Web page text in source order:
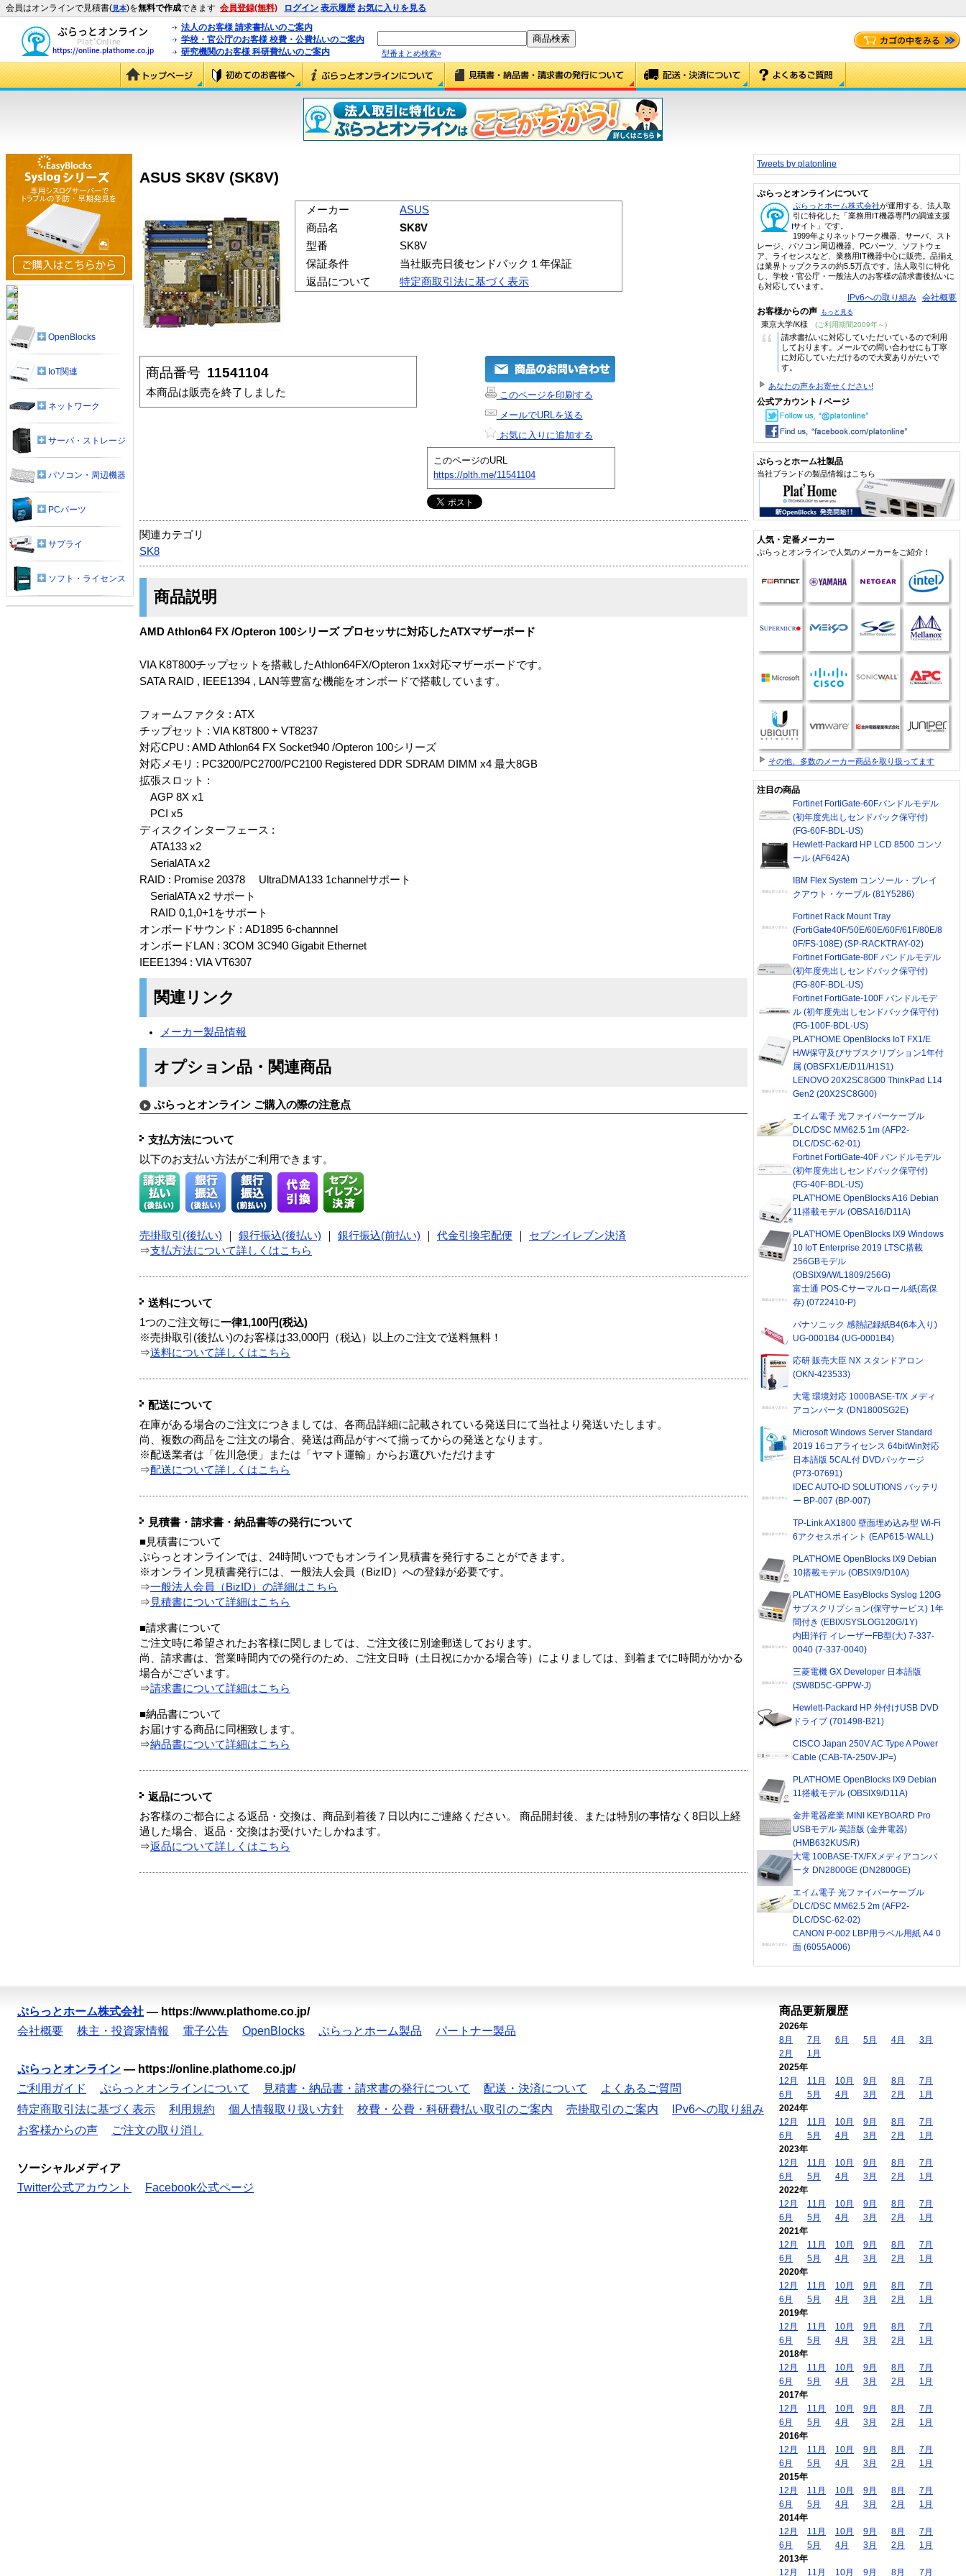
会員はオンラインで見積書(見本)を無料で作成できます 会員登録(無料) ログイン 表示履歴 お気に入りを見る
法人のお客様 請求書払いのご案内
学校・官公庁のお客様 校費・公費払いのご案内
研究機関のお客様 科研費払いのご案内
型番まとめ検索»
ASUS SK8V (SK8V)
メーカー
ASUS
商品名
SK8V
型番
SK8V
保証条件
当社販売日後センドバック１年保証
返品について
特定商取引法に基づく表示
商品番号 11541104
本商品は販売を終了しました
このページを印刷する
メールでURLを送る
お気に入りに追加する
このページのURL
https://plth.me/11541104
関連カテゴリ
SK8
商品説明
AMD Athlon64 FX /Opteron 100シリーズ プロセッサに対応したATXマザーボード
VIA K8T800チップセットを搭載したAthlon64FX/Opteron 1xx対応マザーボードです。
SATA RAID , IEEE1394 , LAN等豊富な機能をオンボードで搭載しています。
フォームファクタ : ATX
チップセット : VIA K8T800 + VT8237
対応CPU : AMD Athlon64 FX Socket940 /Opteron 100シリーズ
対応メモリ : PC3200/PC2700/PC2100 Registered DDR SDRAM DIMM x4 最大8GB
拡張スロット :
AGP 8X x1
PCI x5
ディスクインターフェース :
ATA133 x2
SerialATA x2
RAID : Promise 20378 UltraDMA133 1channelサポート
SerialATA x2 サポート
RAID 0,1,0+1をサポート
オンボードサウンド : AD1895 6-channnel
オンボードLAN : 3COM 3C940 Gigabit Ethernet
IEEE1394 : VIA VT6307
関連リンク
メーカー製品情報
オプション品・関連商品
ぷらっとオンライン ご購入の際の注意点
支払方法について
以下のお支払い方法がご利用できます。
売掛取引(後払い) 銀行振込(後払い) 銀行振込(前払い) 代金引換宅配便
セブンイレブン決済
⇒支払方法について詳しくはこちら
送料について
1つのご注文毎に一律1,100円(税込)
※売掛取引(後払い)のお客様は33,000円（税込）以上のご注文で送料無料！
⇒送料について詳しくはこちら
配送について
在庫がある場合のご注文につきましては、各商品詳細に記載されている発送日にて当社より発送いたします。
尚、複数の商品をご注文の場合、発送は商品がすべて揃ってからの発送となります。
※配送業者は「佐川急便」または「ヤマト運輸」からお選びいただけます
⇒配送について詳しくはこちら
見積書・請求書・納品書等の発行について
■見積書について
ぷらっとオンラインでは、24時間いつでもオンライン見積書を発行することができます。
※オンライン見積書発行には、一般法人会員（BizID）への登録が必要です。
⇒一般法人会員（BizID）の詳細はこちら
⇒ 見積書について詳細はこちら
■請求書について
ご注文時に希望されたお客様に関しましては、ご注文後に別途郵送しております。
尚、請求書は、営業時間内での発行のため、ご注文日時（土日祝にかかる場合等）によりましては、到着までに時間がかかる
場合がございます。
⇒請求書について詳細はこちら
■納品書について
お届けする商品に同梱致します。
⇒納品書について詳細はこちら
返品について
お客様のご都合による返品・交換は、商品到着後７日以内にご連絡ください。 商品開封後、または特別の事情なく8日以上経
過した場合、返品・交換はお受けいたしかねます。
⇒返品について詳しくはこちら
OpenBlocks
IoT関連
ネットワーク
サーバ・ストレージ
パソコン・周辺機器
PCパーツ
サプライ
ソフト・ライセンス
Tweets by platonline
ぷらっとオンラインについて
ぷらっとホーム株式会社が運用する、法人取
引に特化した「業務用IT機器専門の調達支援
サイト」です。
1999年よりネットワーク機器、サーバ、スト
レージ、パソコン周辺機器、PCパーツ、ソフトウェ
ア、ライセンスなど、業務用IT機器中心に販売。品揃え
は業界トップクラスの約5.5万点です。法人取引に特化
し、学校・官公庁・一般法人のお客様の請求書後払いに
も対応しています。
IPv6への取り組み 会社概要
お客様からの声 もっと見る
東京大学/K様 (ご利用期間2009年～)
“
請求書払いに対応していただいているので利用
しております。メールでの問い合わせにも丁寧
に対応していただけるので大変ありがたいで
す。
あなたの声をお寄せください!
公式アカウント / ページ
ぷらっとホーム社製品
当社ブランドの製品情報はこちら
人気・定番メーカー
ぷらっとオンラインで人気のメーカーをご紹介！
その他、多数のメーカー商品を取り扱ってます
注目の商品
Fortinet FortiGate-60Fバンドルモデル
(初年度先出しセンドバック保守付)
(FG-60F-BDL-US)
Hewlett-Packard HP LCD 8500 コンソ
ール (AF642A)
IBM Flex System コンソール・ブレイ
クアウト・ケーブル (81Y5286)
Fortinet Rack Mount Tray
(FortiGate40F/50E/60E/60F/61F/80E/8
0F/FS-108E) (SP-RACKTRAY-02)
Fortinet FortiGate-80F バンドルモデル
(初年度先出しセンドバック保守付)
(FG-80F-BDL-US)
Fortinet FortiGate-100F バンドルモデ
ル (初年度先出しセンドバック保守付)
(FG-100F-BDL-US)
PLAT'HOME OpenBlocks IoT FX1/E
H/W保守及びサブスクリプション1年付
属 (OBSFX1/E/D11/H1S1)
LENOVO 20X2SC8G00 ThinkPad L14
Gen2 (20X2SC8G00)
エイム電子 光ファイバーケーブル
DLC/DSC MM62.5 1m (AFP2-
DLC/DSC-62-01)
Fortinet FortiGate-40F バンドルモデル
(初年度先出しセンドバック保守付)
(FG-40F-BDL-US)
PLAT'HOME OpenBlocks A16 Debian
11搭載モデル (OBSA16/D11A)
PLAT'HOME OpenBlocks IX9 Windows
10 IoT Enterprise 2019 LTSC搭載
256GBモデル
(OBSIX9/W/L1809/256G)
富士通 POS-Cサーマルロール紙(高保
存) (0722410-P)
パナソニック 感熱記録紙B4(6本入り)
UG-0001B4 (UG-0001B4)
応研 販売大臣 NX スタンドアロン
(OKN-423533)
大電 環境対応 1000BASE-T/X メディ
アコンバータ (DN1800SG2E)
Microsoft Windows Server Standard
2019 16コアライセンス 64bitWin対応
日本語版 5CAL付 DVDパッケージ
(P73-07691)
IDEC AUTO-ID SOLUTIONS バッテリ
ー BP-007 (BP-007)
TP-Link AX1800 壁面埋め込み型 Wi-Fi
6アクセスポイント (EAP615-WALL)
PLAT'HOME OpenBlocks IX9 Debian
10搭載モデル (OBSIX9/D10A)
PLAT'HOME EasyBlocks Syslog 120G
サブスクリプション(保守サービス) 1年
間付き (EBIX/SYSLOG120G/1Y)
内田洋行 イレーザーFB型(大) 7-337-
0040 (7-337-0040)
三菱電機 GX Developer 日本語版
(SW8D5C-GPPW-J)
Hewlett-Packard HP 外付けUSB DVD
ドライブ (701498-B21)
CISCO Japan 250V AC Type A Power
Cable (CAB-TA-250V-JP=)
PLAT'HOME OpenBlocks IX9 Debian
11搭載モデル (OBSIX9/D11A)
金井電器産業 MINI KEYBOARD Pro
USBモデル 英語版 (金井電器)
(HMB632KUS/R)
大電 100BASE-TX/FXメディアコンバ
ータ DN2800GE (DN2800GE)
エイム電子 光ファイバーケーブル
DLC/DSC MM62.5 2m (AFP2-
DLC/DSC-62-02)
CANON P-002 LBP用ラベル用紙 A4 0
面 (6055A006)
ぷらっとホーム株式会社 — https://www.plathome.co.jp/
会社概要
株主・投資家情報 電子公告 OpenBlocks ぷらっとホーム製品 パートナー製品
ぷらっとオンライン — https://online.plathome.co.jp/
ご利用ガイド
ぷらっとオンラインについて 見積書・納品書・請求書の発行について 配送・決済について
よくあるご質問
特定商取引法に基づく表示
利用規約 個人情報取り扱い方針 校費・公費・科研費払い取引のご案内 売掛取引のご案内
IPv6への取り組み
お客様からの声
ご注文の取り消し
ソーシャルメディア
Twitter公式アカウント
Facebook公式ページ
商品更新履歴
2026年
8月
7月 6月 5月 4月
3月
2月
1月
2025年
12月
11月 10月 9月 8月
7月
6月
5月 4月 3月 2月
1月
2024年
12月
11月 10月 9月 8月
7月
6月
5月 4月 3月 2月
1月
2023年
12月
11月 10月 9月 8月
7月
6月
5月 4月 3月 2月
1月
2022年
12月
11月 10月 9月 8月
7月
6月
5月 4月 3月 2月
1月
2021年
12月
11月 10月 9月 8月
7月
6月
5月 4月 3月 2月
1月
2020年
12月
11月 10月 9月 8月
7月
6月
5月 4月 3月 2月
1月
2019年
12月
11月 10月 9月 8月
7月
6月
5月 4月 3月 2月
1月
2018年
12月
11月 10月 9月 8月
7月
6月
5月 4月 3月 2月
1月
2017年
12月
11月 10月 9月 8月
7月
6月
5月 4月 3月 2月
1月
2016年
12月
11月 10月 9月 8月
7月
6月
5月 4月 3月 2月
1月
2015年
12月
11月 10月 9月 8月
7月
6月
5月 4月 3月 2月
1月
2014年
12月
11月 10月 9月 8月
7月
6月
5月 4月 3月 2月
1月
2013年
12月
11月 10月 9月 8月 7月